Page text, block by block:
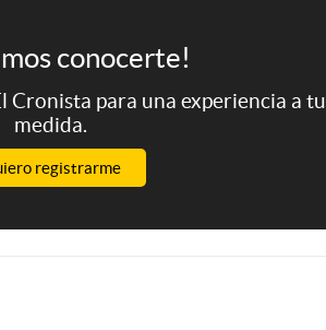
conocerte!
Cronista para una experiencia a tu
medida.
registrarme